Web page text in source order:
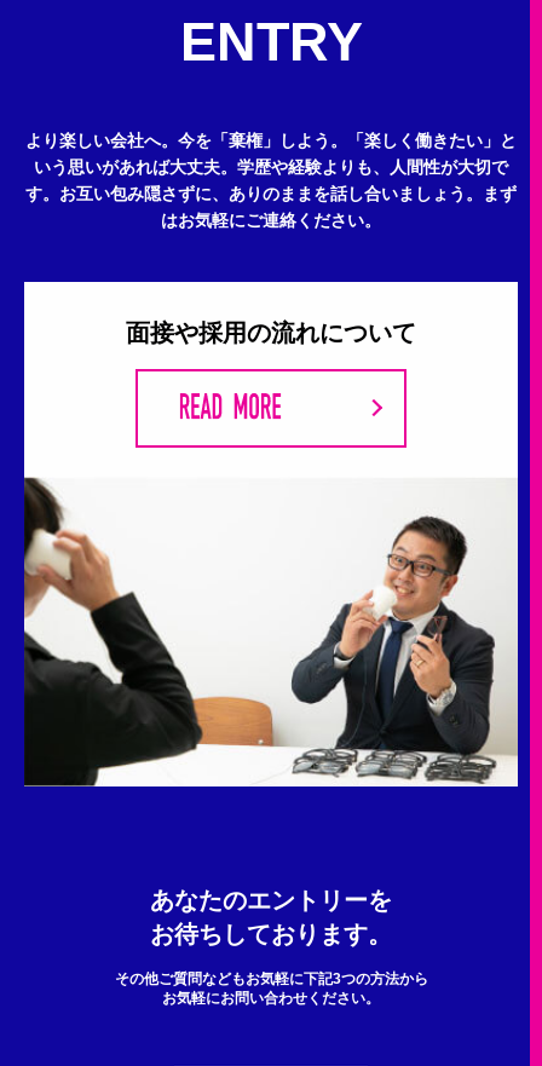
ENTRY
より楽しい会社へ。今を「棄権」しよう。
「楽しく働きたい」と
いう思いがあれば大丈夫。 学歴や経験よりも、人間性が大切で
す。 お互い包み隠さずに、ありのままを話し合いましょう。
まず
はお気軽にご連絡ください。
面接や採用の流れについて
あなたのエントリーを
お待ちしております。
その他ご質問などもお気軽に下記3つの方法から
お気軽にお問い合わせください。